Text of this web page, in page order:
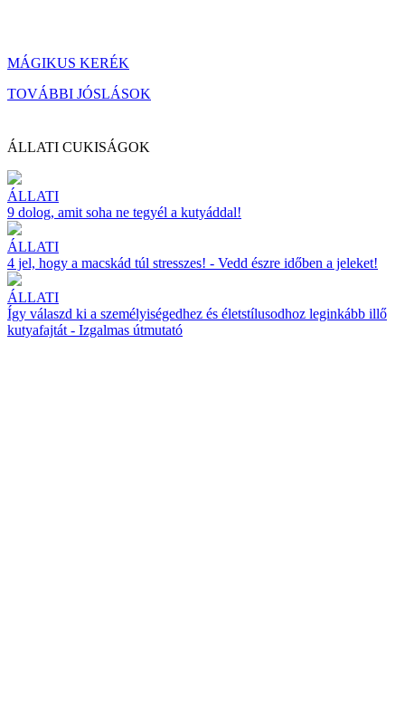
MÁGIKUS KERÉK
TOVÁBBI JÓSLÁSOK
ÁLLATI CUKISÁGOK
ÁLLATI
9 dolog, amit soha ne tegyél a kutyáddal!
ÁLLATI
4 jel, hogy a macskád túl stresszes! - Vedd észre időben a jeleket!
ÁLLATI
Így válaszd ki a személyiségedhez és életstílusodhoz leginkább illő
kutyafajtát - Izgalmas útmutató